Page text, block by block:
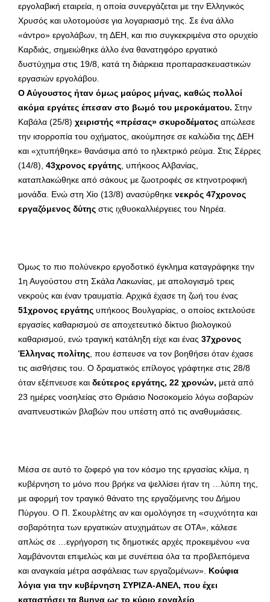
εργολαβική εταιρεία, η οποία συνεργάζεται με την Ελληνικός
Χρυσός και υλοτομούσε για λογαριασμό της. Σε ένα άλλο
«άντρο» εργολάβων, τη ΔΕΗ, και πιο συγκεκριμένα στο ορυχείο
Καρδιάς, σημειώθηκε άλλο ένα θανατηφόρο εργατικό
δυστύχημα στις 19/8, κατά τη διάρκεια προπαρασκευαστικών
εργασιών εργολάβου.
Ο Αύγουστος ήταν όμως μαύρος μήνας, καθώς πολλοί
ακόμα εργάτες έπεσαν στο βωμό του μεροκάματου. Στην
Καβάλα (25/8) χειριστής «πρέσας» σκυροδέματος απώλεσε
την ισορροπία του οχήματος, ακούμπησε σε καλώδια της ΔΕΗ
και «χτυπήθηκε» θανάσιμα από το ηλεκτρικό ρεύμα. Στις Σέρρες
(14/8), 43χρονος εργάτης , υπήκοος Αλβανίας,
καταπλακώθηκε από σάκους με ζωοτροφές σε κτηνοτροφική
μονάδα. Ενώ στη Χίο (13/8) ανασύρθηκε νεκρός 47χρονος
εργαζόμενος δύτης στις ιχθυοκαλλιέργειες του Νηρέα.
Όμως το πιο πολύνεκρο εργοδοτικό έγκλημα καταγράφηκε την
1η Αυγούστου στη Σκάλα Λακωνίας, με απολογισμό τρεις
νεκρούς και έναν τραυματία. Αρχικά έχασε τη ζωή του ένας
51χρονος εργάτης υπήκοος Βουλγαρίας, ο οποίος εκτελούσε
εργασίες καθαρισμού σε αποχετευτικό δίκτυο βιολογικού
καθαρισμού, ενώ τραγική κατάληξη είχε και ένας 37χρονος
Έλληνας πολίτης , που έσπευσε να τον βοηθήσει όταν έχασε
τις αισθήσεις του. Ο δραματικός επίλογος γράφτηκε στις 28/8
όταν εξέπνευσε και δεύτερος εργάτης, 22 χρονών, μετά από
23 ημέρες νοσηλείας στο Θριάσιο Νοσοκομείο λόγω σοβαρών
αναπνευστικών βλαβών που υπέστη από τις αναθυμιάσεις.
Μέσα σε αυτό το ζοφερό για τον κόσμο της εργασίας κλίμα, η
κυβέρνηση το μόνο που βρήκε να ψελλίσει ήταν τη …λύπη της,
με αφορμή τον τραγικό θάνατο της εργαζόμενης του Δήμου
Πύργου. Ο Π. Σκουρλέτης αν και ομολόγησε τη «συχνότητα και
σοβαρότητα των εργατικών ατυχημάτων σε ΟΤΑ», κάλεσε
απλώς σε …εγρήγορση τις δημοτικές αρχές προκειμένου «να
λαμβάνονται επιμελώς και με συνέπεια όλα τα προβλεπόμενα
και αναγκαία μέτρα ασφάλειας των εργαζομένων». Κούφια
λόγια για την κυβέρνηση ΣΥΡΙΖΑ-ΑΝΕΛ, που έχει
καταστήσει τα 8μηνα ως το κύριο εργαλείο